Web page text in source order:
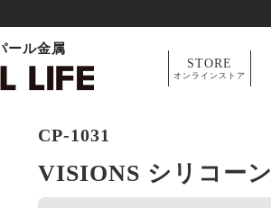
ール金属
STORE
オンラインストア
CP-1031
VISIONS シリコー